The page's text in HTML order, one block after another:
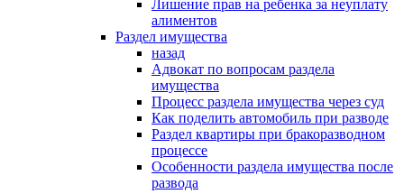
Лишение прав на ребенка за неуплату
алиментов
Раздел имущества
назад
Адвокат по вопросам раздела
имущества
Процесс раздела имущества через суд
Как поделить автомобиль при разводе
Раздел квартиры при бракоразводном
процессе
Особенности раздела имущества после
развода